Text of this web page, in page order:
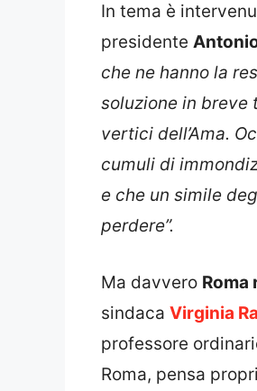
In tema è
presidente
che ne hanno la
soluzione in breve
vertici dell’Ama.
cumuli di
e che un simile
perdere”.
Ma davvero Roma
sindaca Virginia
professore
Roma, pensa